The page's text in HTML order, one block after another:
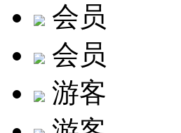
会员
会员
游客